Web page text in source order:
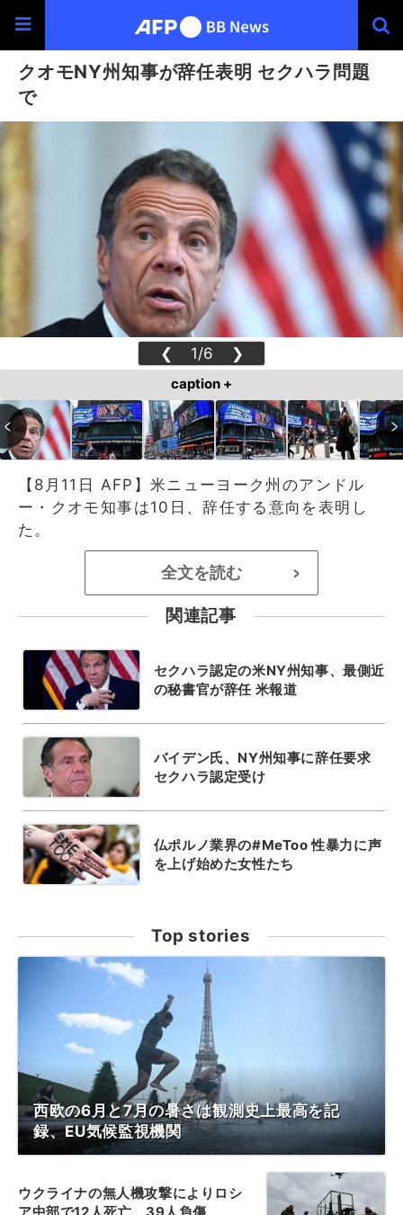
クオモNY州知事が辞任表明 セクハラ問題
で
❮ 1/6 ❯
caption +
【8月11日 AFP】米ニューヨーク州のアンドル
ー・クオモ知事は10日、辞任する意向を表明し
た。
全文を読む >
関連記事
セクハラ認定の米NY州知事、最側近
の秘書官が辞任 米報道
バイデン氏、NY州知事に辞任要求
セクハラ認定受け
仏ポルノ業界の#MeToo 性暴力に声
を上げ始めた女性たち
Top stories
西欧の6月と7月の暑さは観測史上最高を記
録、EU気候監視機関
ウクライナの無人機攻撃によりロシ
ア中部で12人死亡、39人負傷